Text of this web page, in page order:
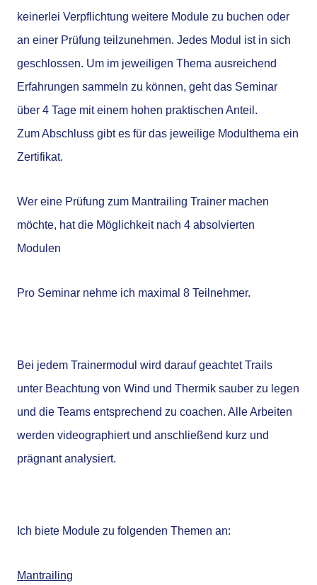
keinerlei Verpflichtung weitere Module zu buchen oder
an einer Prüfung teilzunehmen. Jedes Modul ist in sich
geschlossen. Um im jeweiligen Thema ausreichend
Erfahrungen sammeln zu können, geht das Seminar
über 4 Tage mit einem hohen praktischen Anteil.
Zum Abschluss gibt es für das jeweilige Modulthema ein
Zertifikat.
Wer eine Prüfung zum Mantrailing Trainer machen
möchte, hat die Möglichkeit nach 4 absolvierten
Modulen
Pro Seminar nehme ich maximal 8 Teilnehmer.
Bei jedem Trainermodul wird darauf geachtet Trails
unter Beachtung von Wind und Thermik sauber zu legen
und die Teams entsprechend zu coachen. Alle Arbeiten
werden videographiert und anschließend kurz und
prägnant analysiert.
Ich biete Module zu folgenden Themen an:
Mantrailing